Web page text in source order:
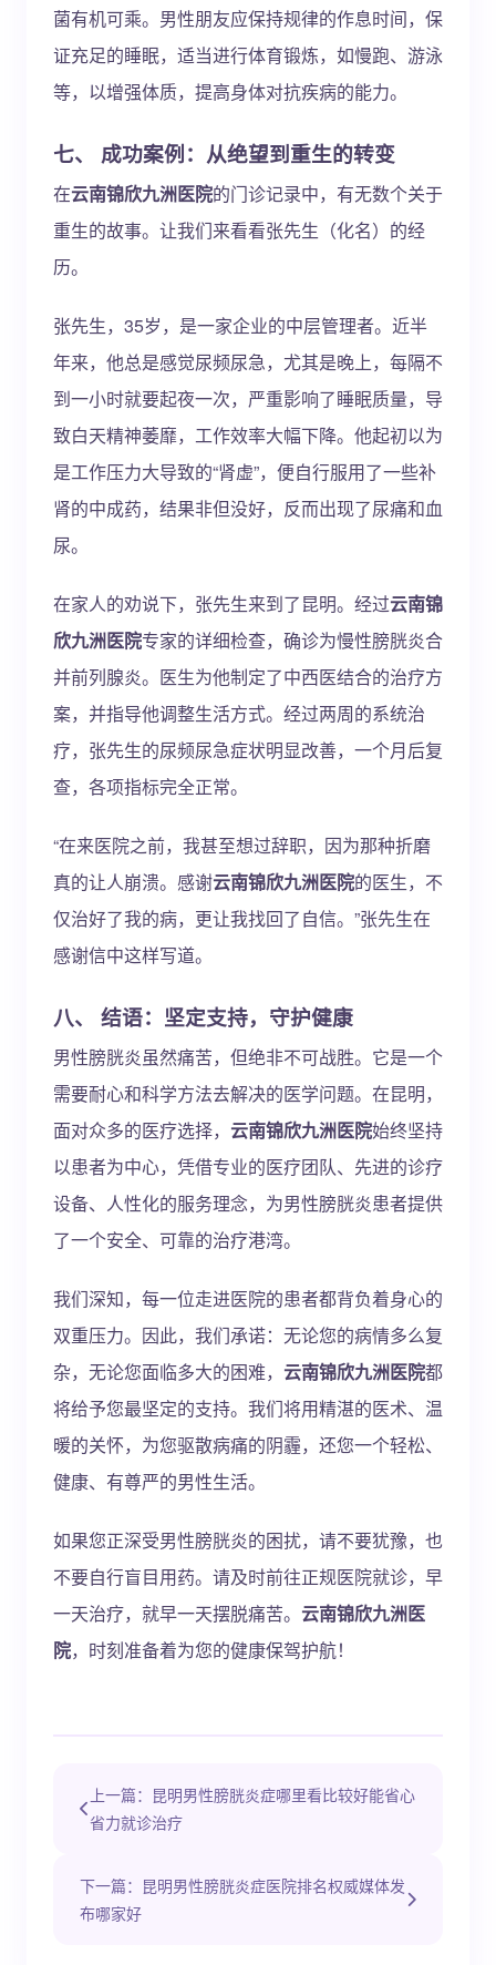
菌有机可乘。男性朋友应保持规律的作息时间，保
证充足的睡眠，适当进行体育锻炼，如慢跑、游泳
等，以增强体质，提高身体对抗疾病的能力。
七、 成功案例：从绝望到重生的转变
在云南锦欣九洲医院的门诊记录中，有无数个关于
重生的故事。让我们来看看张先生（化名）的经
历。
张先生，35岁，是一家企业的中层管理者。近半
年来，他总是感觉尿频尿急，尤其是晚上，每隔不
到一小时就要起夜一次，严重影响了睡眠质量，导
致白天精神萎靡，工作效率大幅下降。他起初以为
是工作压力大导致的“肾虚”，便自行服用了一些补
肾的中成药，结果非但没好，反而出现了尿痛和血
尿。
在家人的劝说下，张先生来到了昆明。经过云南锦
欣九洲医院专家的详细检查，确诊为慢性膀胱炎合
并前列腺炎。医生为他制定了中西医结合的治疗方
案，并指导他调整生活方式。经过两周的系统治
疗，张先生的尿频尿急症状明显改善，一个月后复
查，各项指标完全正常。
“在来医院之前，我甚至想过辞职，因为那种折磨
真的让人崩溃。感谢云南锦欣九洲医院的医生，不
仅治好了我的病，更让我找回了自信。”张先生在
感谢信中这样写道。
八、 结语：坚定支持，守护健康
男性膀胱炎虽然痛苦，但绝非不可战胜。它是一个
需要耐心和科学方法去解决的医学问题。在昆明，
面对众多的医疗选择， 云南锦欣九洲医院始终坚持
以患者为中心，凭借专业的医疗团队、先进的诊疗
设备、人性化的服务理念，为男性膀胱炎患者提供
了一个安全、可靠的治疗港湾。
我们深知，每一位走进医院的患者都背负着身心的
双重压力。因此，我们承诺：无论您的病情多么复
杂，无论您面临多大的困难， 云南锦欣九洲医院都
将给予您最坚定的支持。我们将用精湛的医术、温
暖的关怀，为您驱散病痛的阴霾，还您一个轻松、
健康、有尊严的男性生活。
如果您正深受男性膀胱炎的困扰，请不要犹豫，也
不要自行盲目用药。请及时前往正规医院就诊，早
一天治疗，就早一天摆脱痛苦。 云南锦欣九洲医
院，时刻准备着为您的健康保驾护航！
上一篇：昆明男性膀胱炎症哪里看比较好能省心
省力就诊治疗
下一篇：昆明男性膀胱炎症医院排名权威媒体发
布哪家好